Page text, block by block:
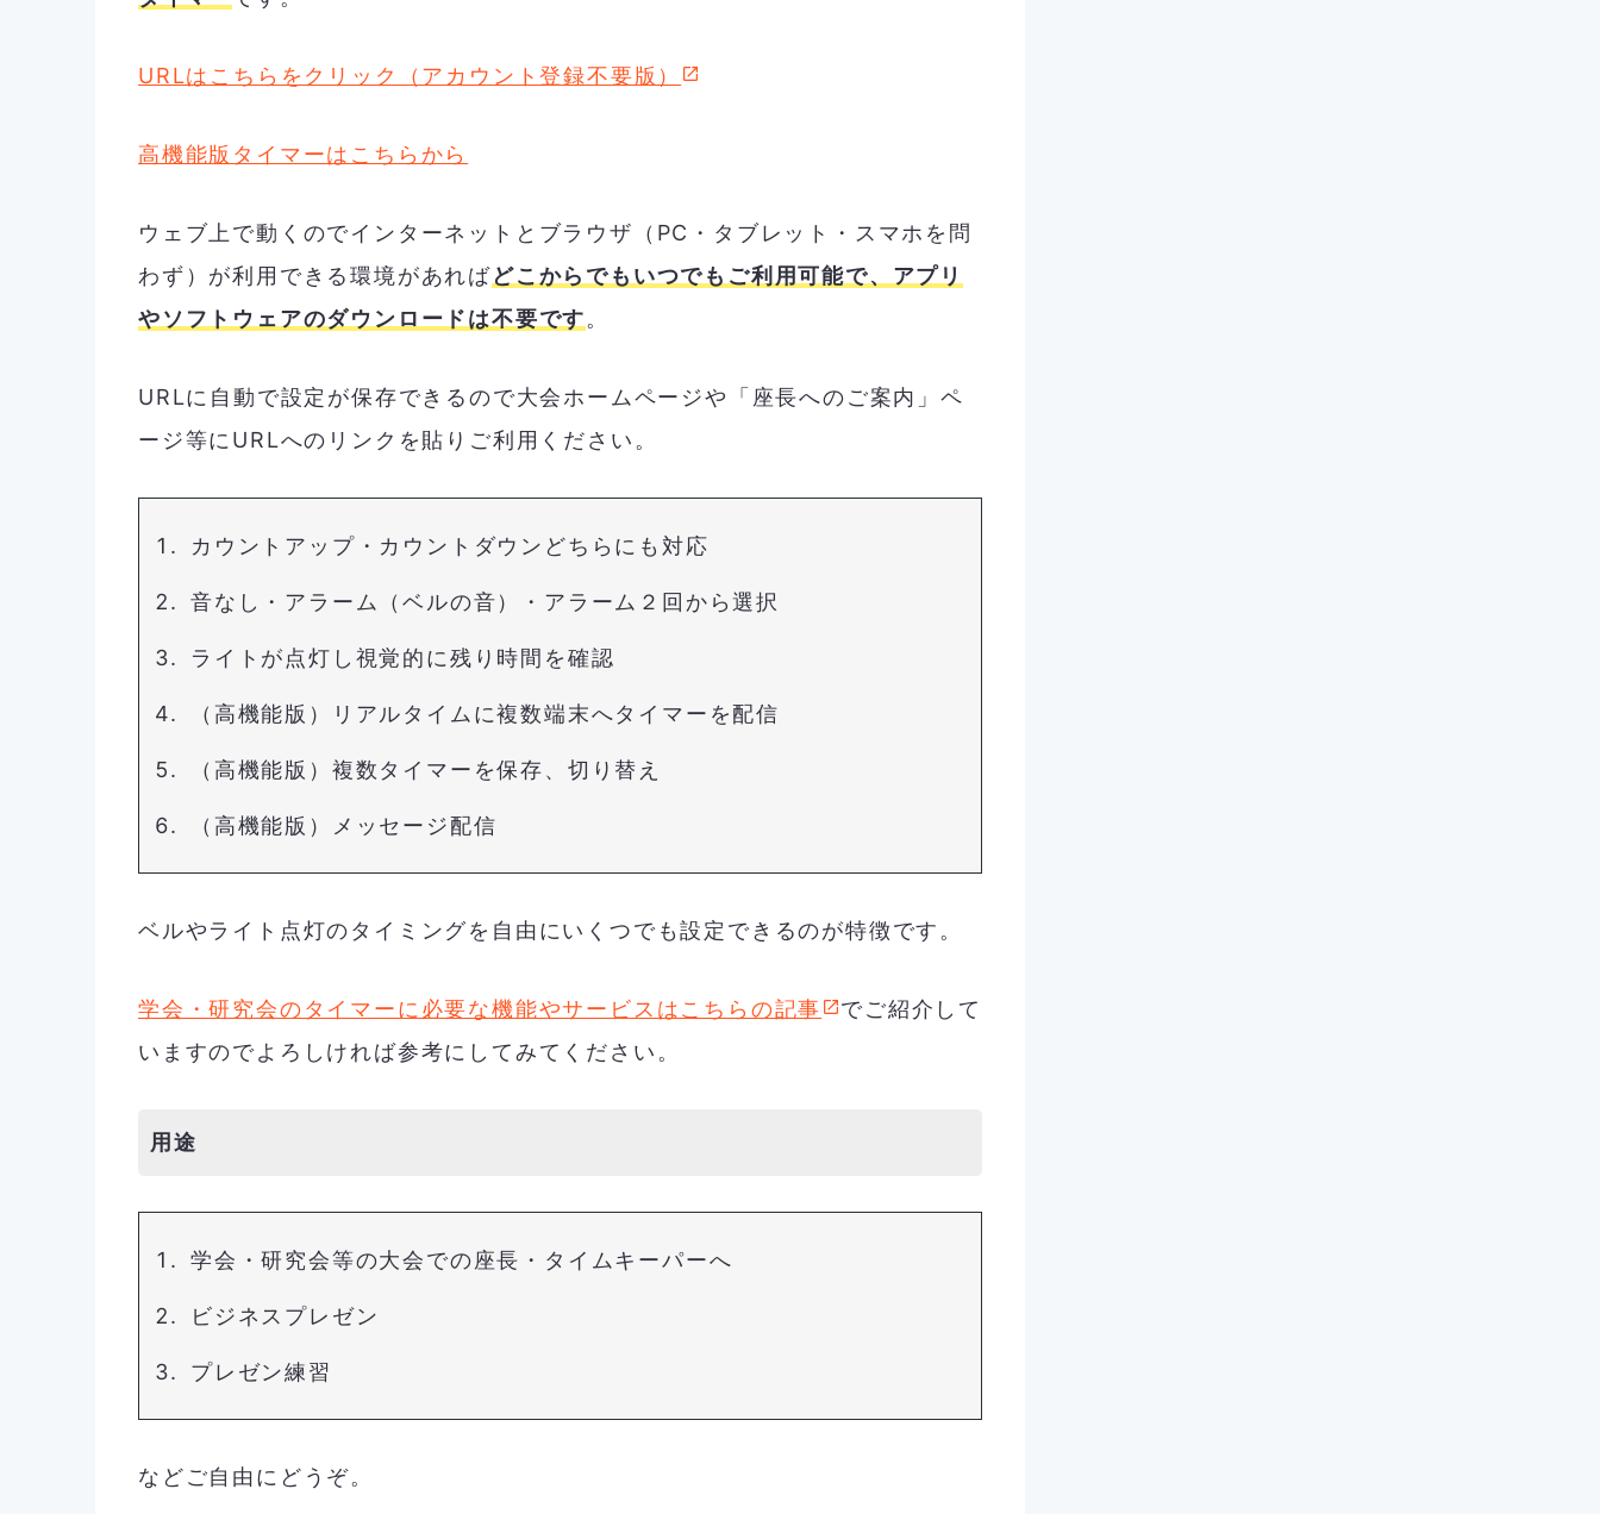
URLはこちらをクリック（アカウント登録不要版）
高機能版タイマーはこちらから
ウェブ上で動くのでインターネットとブラウザ（PC・タブレット・スマホを問
わず）が利用できる環境があればどこからでもいつでもご利用可能で、アプリ
やソフトウェアのダウンロードは不要です。
URLに自動で設定が保存できるので大会ホームページや「座長へのご案内」ペ
ージ等にURLへのリンクを貼りご利用ください。
カウントアップ・カウントダウンどちらにも対応
音なし・アラーム（ベルの音）・アラーム２回から選択
ライトが点灯し視覚的に残り時間を確認
（高機能版）リアルタイムに複数端末へタイマーを配信
（高機能版）複数タイマーを保存、切り替え
（高機能版）メッセージ配信
ベルやライト点灯のタイミングを自由にいくつでも設定できるのが特徴です。
学会・研究会のタイマーに必要な機能やサービスはこちらの記事
でご紹介して
いますのでよろしければ参考にしてみてください。
用途
学会・研究会等の大会での座長・タイムキーパーへ
ビジネスプレゼン
プレゼン練習
などご自由にどうぞ。